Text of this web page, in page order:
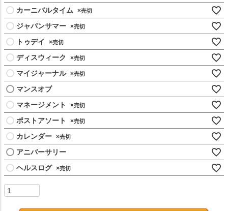
カーニバルタイム
×
ジャパンサマー ×
トゥデイ ×
ディスウィーク ×
マイジャーナル ×
マンスオブ
マネージメント
×
ポストアソート ×
カレンダー ×
アニバーサリー
ヘルスログ ×